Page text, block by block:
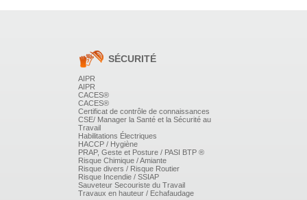
La problématique du corps.
COMPORTEMENTS VIOLENTS CHEZ
L'ADOLESCENT PERTURBÉ
Les comportements violents chez l'adolescent dans le
cas de schizophrénie.
Impulsivité et agressivité de l'adolescent au profil
«borderline»
Les réactions agressives et imprévisibles chez l'enfant
«abandonnique»
SÉCURITÉ
AIPR
AIPR
CACES®
CACES®
Certificat de contrôle de connaissances
CSE/ Manager la Santé et la Sécurité au
Travail
Habilitations Électriques
HACCP / Hygiène
PRAP, Geste et Posture / PASI BTP ®
Risque Chimique / Amiante
Risque divers / Risque Routier
Risque Incendie / SSIAP
Sauveteur Secouriste du Travail
Travaux en hauteur / Echafaudage